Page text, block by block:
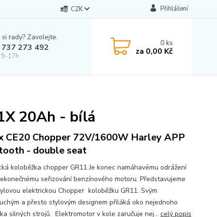
CZK Přihlášení
rady? Zavolejte.
273 492
9-17h
0ks
za 0,00 Kč
20Ah - bílá
CE20 Chopper 72V/1600W Harley APP
- double seat
koloběžka chopper GR11 Je konec namáhavému odrážení
seřizování benzínového motoru. Představujeme
elektrickou Chopper koloběžku GR11. Svým
a přesto stylovým designem přiláká oko nejednoho
silných strojů. Elektromotor v kole zaručuje nej... celý popis